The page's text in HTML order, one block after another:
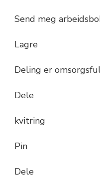
Send meg
Lagre
Deling er
Dele
kvitring
Pin
Dele